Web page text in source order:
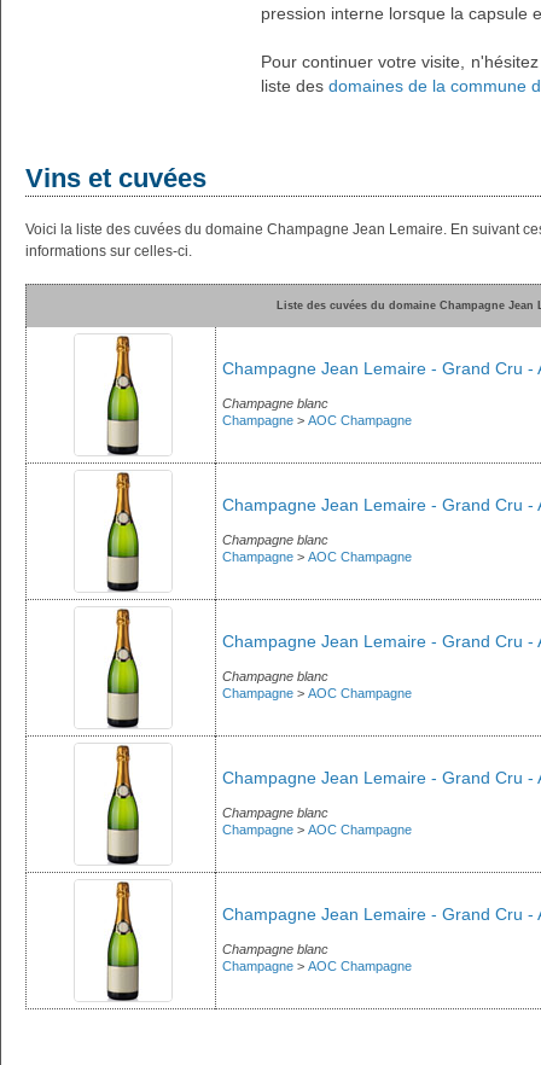
pression interne lorsque la capsule
Pour continuer votre visite,
liste des domaines de la commune
Vins et cuvées
Voici la liste des cuvées du domaine Champagne Jean Lemaire. En suivant
informations sur celles-ci.
Liste des cuvées du domaine Champagne Jean
Champagne Jean Lemaire - Grand Cru -
Champagne blanc
Champagne > AOC Champagne
Champagne Jean Lemaire - Grand Cru -
Champagne blanc
Champagne > AOC Champagne
Champagne Jean Lemaire - Grand Cru -
Champagne blanc
Champagne > AOC Champagne
Champagne Jean Lemaire - Grand Cru -
Champagne blanc
Champagne > AOC Champagne
Champagne Jean Lemaire - Grand Cru -
Champagne blanc
Champagne > AOC Champagne